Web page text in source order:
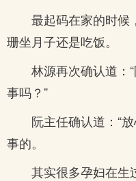
最起码在家的时候
珊坐月子还是吃饭。
林源再次确认道：
事吗？”
阮主任确认道：“
事的。
其实很多孕妇在生